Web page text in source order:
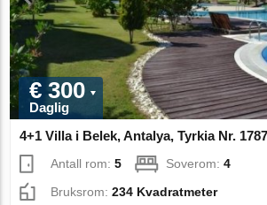
€ 300
Daglig
4+1 Villa i Belek, Antalya, Tyrkia Nr.
Antall rom:5 Soverom:4
Bruksrom:234 Kvadratmeter